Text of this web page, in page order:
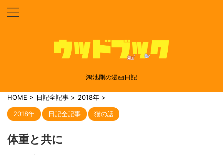
鴻池剛の漫画日記
HOME > 日記全記事 > 2018年 >
2018年 日記全記事 猫の話
体重と共に